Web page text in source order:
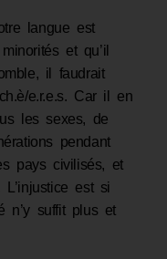
langue est
et qu’il
il faudrait
e.r.e.s. Car il en
les sexes, de
pendant
pays civilisés, et
est si
n’y suffit plus et